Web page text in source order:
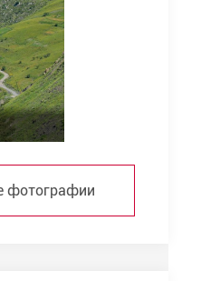
фотографии